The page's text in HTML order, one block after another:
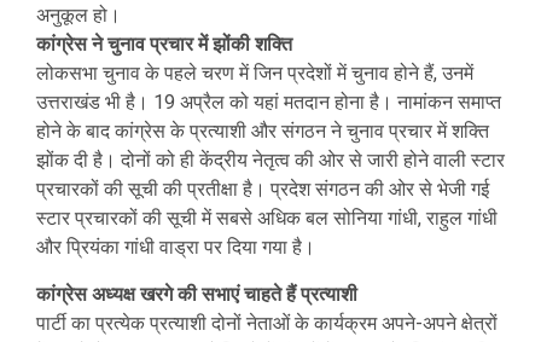
अनुकूल हो।
कांग्रेस ने चुनाव प्रचार में झोंकी शक्ति
लोकसभा चुनाव के पहले चरण में जिन प्रदेशों में चुनाव होने हैं, उनमें
उत्तराखंड भी है। 19 अप्रैल को यहां मतदान होना है। नामांकन समाप्त
होने के बाद कांग्रेस के प्रत्याशी और संगठन ने चुनाव प्रचार में शक्ति
झोंक दी है। दोनों को ही केंद्रीय नेतृत्व की ओर से जारी होने वाली स्टार
प्रचारकों की सूची की प्रतीक्षा है। प्रदेश संगठन की ओर से भेजी गई
स्टार प्रचारकों की सूची में सबसे अधिक बल सोनिया गांधी, राहुल गांधी
और प्रियंका गांधी वाड्रा पर दिया गया है।
कांग्रेस अध्यक्ष खरगे की सभाएं चाहते हैं प्रत्याशी
पार्टी का प्रत्येक प्रत्याशी दोनों नेताओं के कार्यक्रम अपने-अपने क्षेत्रों